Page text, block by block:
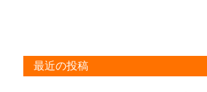
最近の投稿